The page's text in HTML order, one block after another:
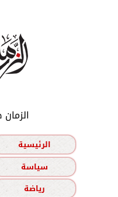
الرئيسية
سياسة
رياضة